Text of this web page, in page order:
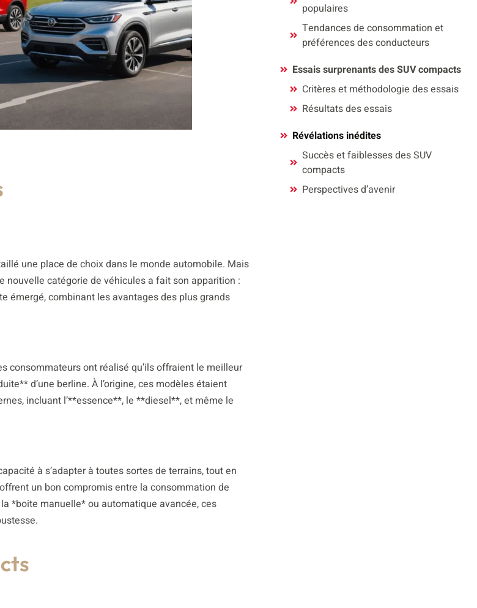
une place de choix dans le monde automobile. Mais
nouvelle catégorie de véhicules a fait son apparition :
émergé, combinant les avantages des plus grands
consommateurs ont réalisé qu’ils offraient le meilleur
d’une berline. À l’origine, ces modèles étaient
incluant l’**essence**, le **diesel**, et même le
à s’adapter à toutes sortes de terrains, tout en
un bon compromis entre la consommation de
*boite manuelle* ou automatique avancée, ces
populaires
Tendances de consommation et
préférences des conducteurs
Essais surprenants des SUV compacts
Critères et méthodologie des essais
Résultats des essais
Révélations inédites
Succès et faiblesses des SUV
compacts
Perspectives d’avenir